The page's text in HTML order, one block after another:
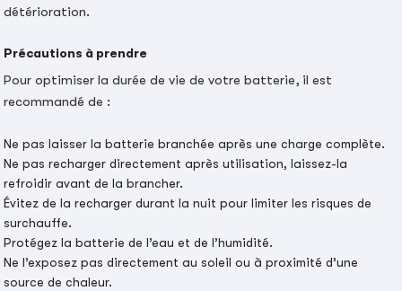
détérioration.
Précautions à prendre
Pour optimiser la durée de vie de votre batterie, il est
recommandé de :
Ne pas laisser la batterie branchée après une charge complète.
Ne pas recharger directement après utilisation, laissez-la
refroidir avant de la brancher.
Évitez de la recharger durant la nuit pour limiter les risques de
surchauffe.
Protégez la batterie de l’eau et de l’humidité.
Ne l’exposez pas directement au soleil ou à proximité d’une
source de chaleur.